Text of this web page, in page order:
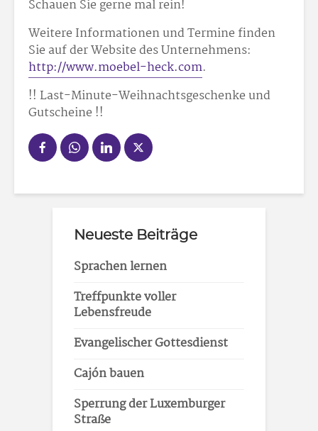
Schauen Sie gerne mal rein!
Weitere Informationen und Termine finden
Sie auf der Website des Unternehmens:
http://www.moebel-heck.com.
!! Last-Minute-Weihnachtsgeschenke und
Gutscheine !!
Neueste Beiträge
Sprachen lernen
Treffpunkte voller
Lebensfreude
Evangelischer Gottesdienst
Cajón bauen
Sperrung der Luxemburger
Straße